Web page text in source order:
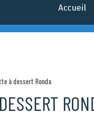
Accueil
à dessert Ronda